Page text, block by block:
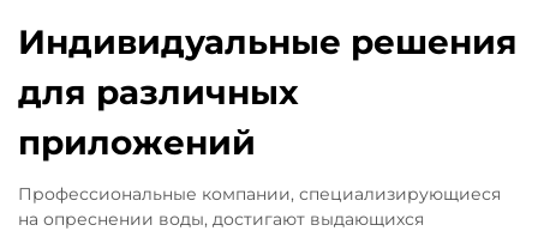
Индивидуальные решения
для различных
приложений
Профессиональные компании, специализирующиеся
на опреснении воды, достигают выдающихся